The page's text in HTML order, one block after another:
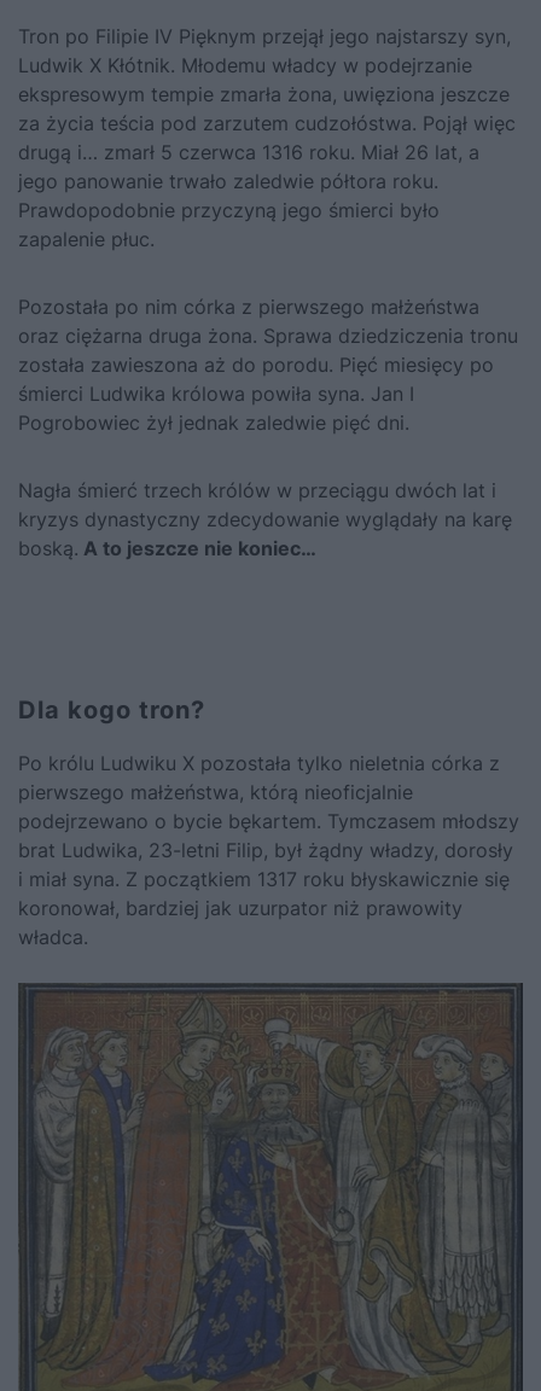
Tron po Filipie IV Pięknym przejął jego najstarszy syn,
Ludwik X Kłótnik. Młodemu władcy w podejrzanie
ekspresowym tempie zmarła żona, uwięziona jeszcze
za życia teścia pod zarzutem cudzołóstwa. Pojął więc
drugą i… zmarł 5 czerwca 1316 roku. Miał 26 lat, a
jego panowanie trwało zaledwie półtora roku.
Prawdopodobnie przyczyną jego śmierci było
zapalenie płuc.
Pozostała po nim córka z pierwszego małżeństwa
oraz ciężarna druga żona. Sprawa dziedziczenia tronu
została zawieszona aż do porodu. Pięć miesięcy po
śmierci Ludwika królowa powiła syna. Jan I
Pogrobowiec żył jednak zaledwie pięć dni.
Nagła śmierć trzech królów w przeciągu dwóch lat i
kryzys dynastyczny zdecydowanie wyglądały na karę
boską. A to jeszcze nie koniec…
Dla kogo tron?
Po królu Ludwiku X pozostała tylko nieletnia córka z
pierwszego małżeństwa, którą nieoficjalnie
podejrzewano o bycie bękartem. Tymczasem młodszy
brat Ludwika, 23-letni Filip, był żądny władzy, dorosły
i miał syna. Z początkiem 1317 roku błyskawicznie się
koronował, bardziej jak uzurpator niż prawowity
władca.